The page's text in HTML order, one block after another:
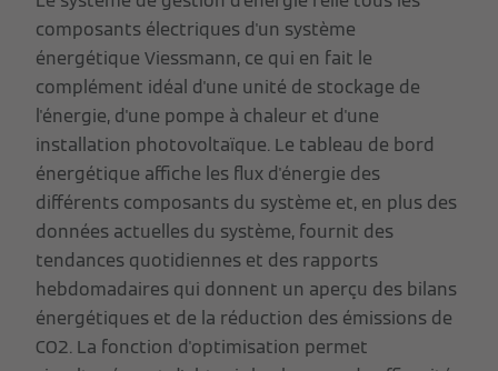
composants électriques d'un système
énergétique Viessmann, ce qui en fait le
complément idéal d'une unité de stockage de
l'énergie, d'une pompe à chaleur et d'une
installation photovoltaïque. Le tableau de bord
énergétique affiche les flux d'énergie des
différents composants du système et, en plus des
données actuelles du système, fournit des
tendances quotidiennes et des rapports
hebdomadaires qui donnent un aperçu des bilans
énergétiques et de la réduction des émissions de
CO2. La fonction d'optimisation permet